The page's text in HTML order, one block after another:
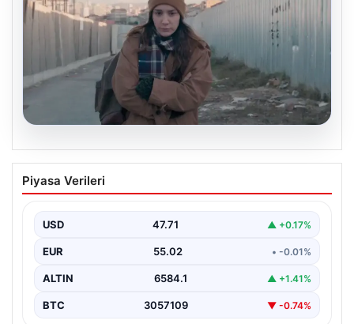
05.08.2026
Türk sinemasında farklı bir imza: Ceylan
Özgün Özçelik’in en iyi filmleri
Piyasa Verileri
USD 47.71 ▲ +0.17%
EUR 55.02 • -0.01%
ALTIN 6584.1 ▲ +1.41%
BTC 3057109 ▼ -0.74%